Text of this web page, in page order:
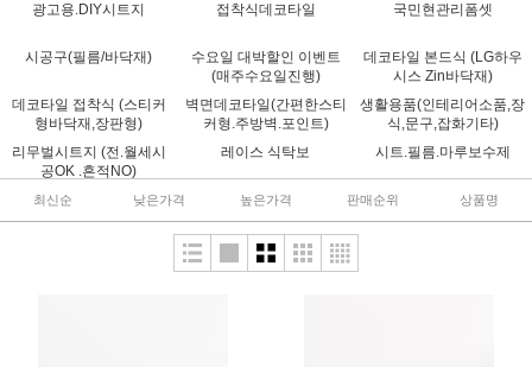
광고용.DIY시트지 접착식데코타일 국민현관리폼셋
시공구(필름/바닥재)
수요일 대박할인 이벤트
(매주수요일진행)
데코타일 본드식 (LG하우
시스 Zin바닥재)
데코타일 접착식 (스티커
형바닥재,장판형)
벽면데코타일(간편한스티
커형.주방벽.포인트)
생활용품(인테리어소품,장
식,문구,잡화기타)
리무벌시트지 (전.월세시
공OK .흔적NO)
레이스 식탁보 시트.필름.마루보수제
최신순 낮은가격 높은가격 판매순위 상품명